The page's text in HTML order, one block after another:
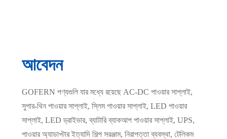
আবেদন
GOFERN পণ্যগুলি যার মধ্যে রয়েছে AC-DC পাওয়ার সাপ্লাই,
সুপার-থিন পাওয়ার সাপ্লাই, স্লিম পাওয়ার সাপ্লাই, LED পাওয়ার
সাপ্লাই, LED ড্রাইভার, ব্যাটারি ব্যাকআপ পাওয়ার সাপ্লাই, UPS,
পাওয়ার অ্যাডাপ্টার ইত্যাদি শিল্প সরঞ্জাম, নিরাপত্তা ব্যবস্থা, টেলিকম